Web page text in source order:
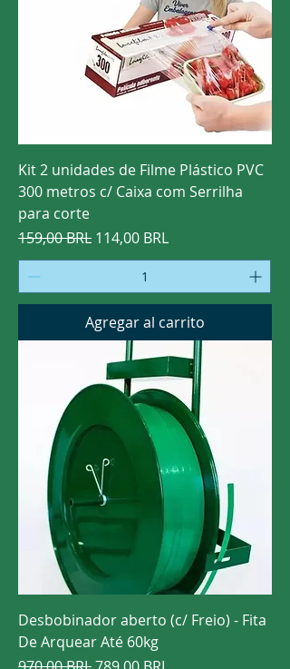
Kit 2 unidades de Filme Plástico PVC
300 metros c/ Caixa com Serrilha
para corte
Precio
159,00 BRL Precio de oferta
114,00 BRL
Agregar al carrito
Desbobinador aberto (c/ Freio) - Fita
De Arquear Até 60kg